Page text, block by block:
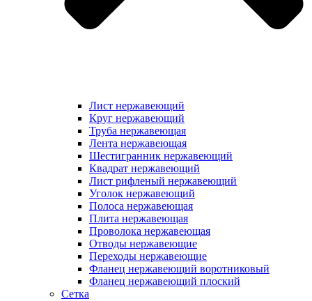
Лист нержавеющий
Круг нержавеющий
Труба нержавеющая
Лента нержавеющая
Шестигранник нержавеющий
Квадрат нержавеющий
Лист рифленый нержавеющий
Уголок нержавеющий
Полоса нержавеющая
Плита нержавеющая
Проволока нержавеющая
Отводы нержавеющие
Переходы нержавеющие
Фланец нержавеющий воротниковый
Фланец нержавеющий плоский
Сетка